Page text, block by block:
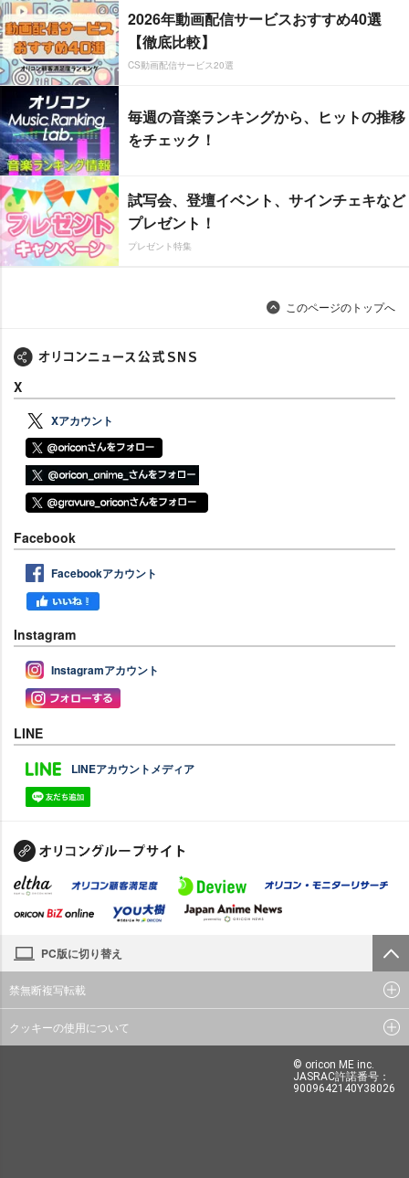
2026年動画配信サービスおすすめ40選
【徹底比較】
CS動画配信サービス20選
毎週の音楽ランキングから、ヒットの推移
をチェック！
試写会、登壇イベント、サインチェキなど
プレゼント！
プレゼント特集
このページのトップへ
X
Xアカウント
Facebook
Facebookアカウント
Instagram
Instagramアカウント
LINE
LINEアカウントメディア
PC版に切り替え
禁無断複写転載
クッキーの使用について
© oricon ME inc.
JASRAC許諾番号：
9009642140Y38026